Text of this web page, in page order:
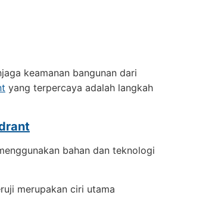
keamanan bangunan dari
yang terpercaya adalah langkah
bahan dan teknologi
merupakan ciri utama